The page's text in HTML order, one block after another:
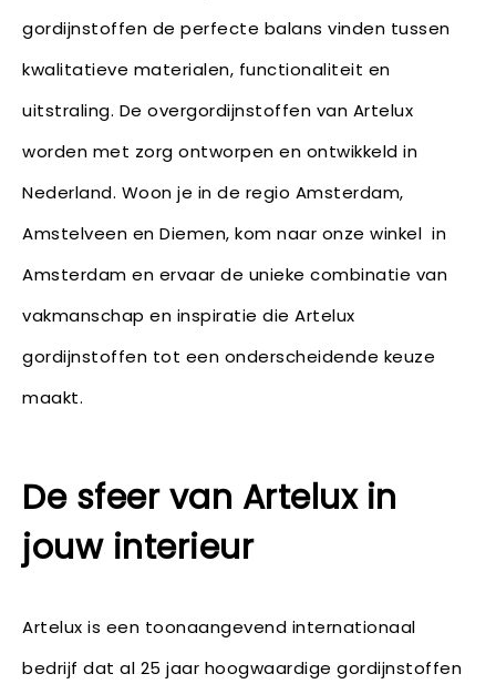
gordijnstoffen de perfecte balans vinden tussen
kwalitatieve materialen, functionaliteit en
uitstraling. De overgordijnstoffen van Artelux
worden met zorg ontworpen en ontwikkeld in
Nederland. Woon je in de regio Amsterdam,
Amstelveen en Diemen, kom naar onze winkel in
Amsterdam en ervaar de unieke combinatie van
vakmanschap en inspiratie die Artelux
gordijnstoffen tot een onderscheidende keuze
maakt.
De sfeer van Artelux in
jouw interieur
Artelux is een toonaangevend internationaal
bedrijf dat al 25 jaar hoogwaardige gordijnstoffen